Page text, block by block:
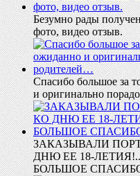
Безумно рады
фото, видео отзыв.
Спасибо большое за
и оригинально
ЗАКАЗЫВАЛИ
ДНЮ ЕЕ 18-
БОЛЬШОЕ